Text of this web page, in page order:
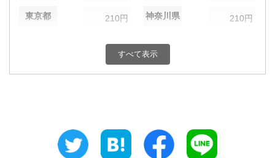
東京都 210円 神奈川県 210円
210円 富山県
210円 三重県
すべて表示